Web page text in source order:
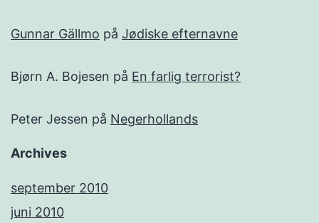
Gunnar Gällmo på Jødiske efternavne
Bjørn A. Bojesen på En farlig terrorist?
Peter Jessen på Negerhollands
Archives
september 2010
juni 2010